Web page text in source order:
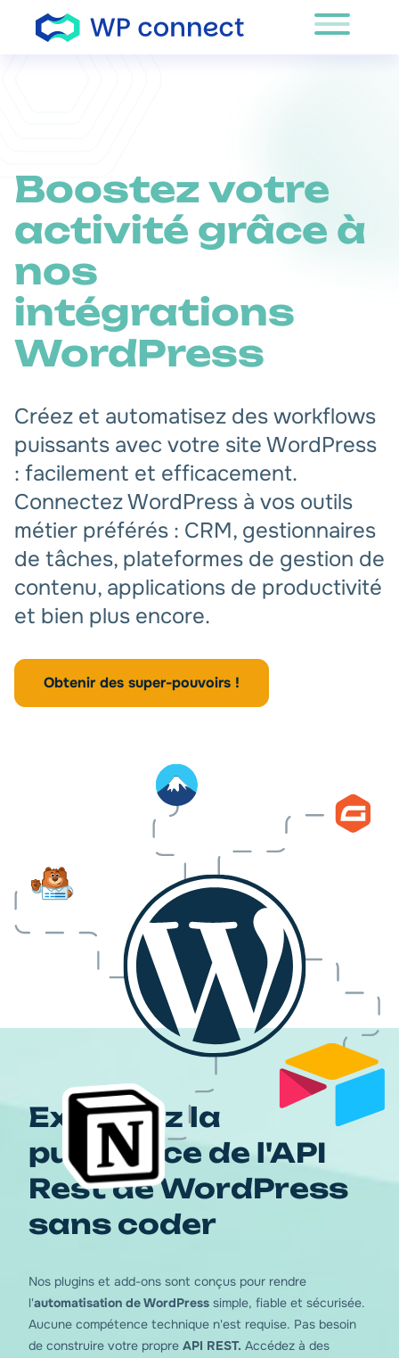
Passer au contenu
Boostez votre
activité grâce à
nos
intégrations
WordPress
Créez et automatisez des workflows
puissants avec votre site WordPress
: facilement et efficacement.
Connectez WordPress à vos outils
métier préférés : CRM, gestionnaires
de tâches, plateformes de gestion de
contenu, applications de productivité
et bien plus encore.
Obtenir des super-pouvoirs !
Vous nous avez donné 4.84 sur wp.org !
Exploitez la
puissance de l'API
Rest de WordPress
sans coder
Nos plugins et add-ons sont conçus pour rendre
l'automatisation de WordPress simple, fiable et sécurisée.
Aucune compétence technique n'est requise. Pas besoin
de construire votre propre API REST. Accédez à des